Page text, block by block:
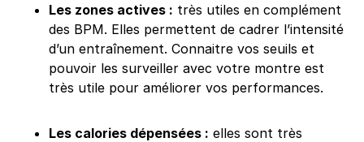
Les zones actives : très utiles en complément
des BPM. Elles permettent de cadrer l’intensité
d’un entraînement. Connaitre vos seuils et
pouvoir les surveiller avec votre montre est
très utile pour améliorer vos performances.
Les calories dépensées : elles sont très